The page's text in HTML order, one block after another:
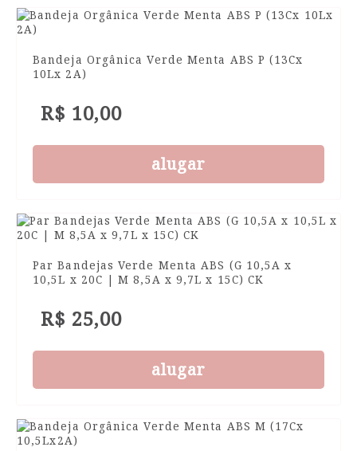
Bandeja Orgânica Verde Menta ABS P (13Cx
10Lx 2A)
R$ 10,00
alugar
Par Bandejas Verde Menta ABS (G 10,5A x
10,5L x 20C | M 8,5A x 9,7L x 15C) CK
R$ 25,00
alugar